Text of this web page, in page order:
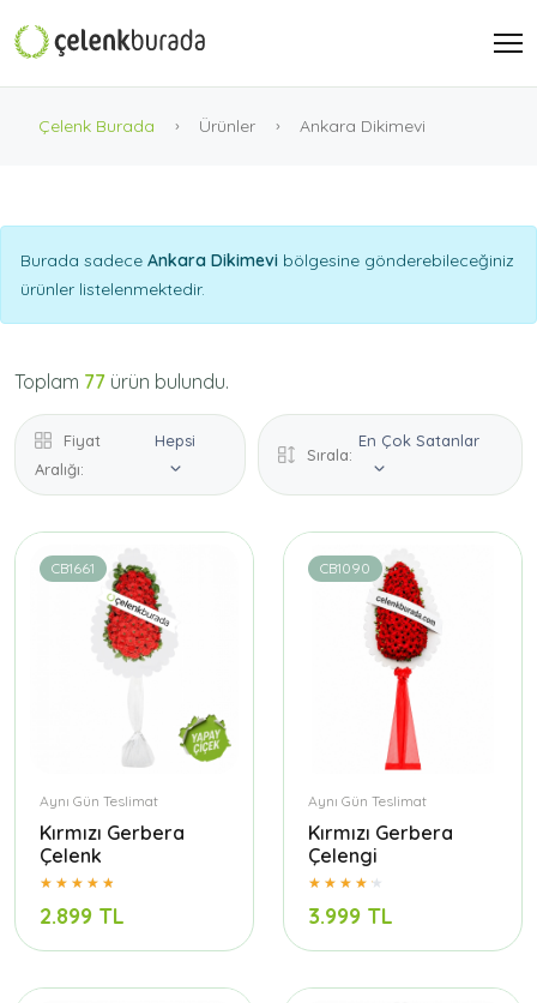
Çelenk Burada Ürünler Ankara Dikimevi
Burada sadece Ankara Dikimevi bölgesine gönderebileceğiniz
ürünler listelenmektedir.
Toplam 77 ürün bulundu.
Fiyat
Aralığı:
Hepsi
Sırala:
En Çok Satanlar
CB1661
Aynı Gün Teslimat
Kırmızı Gerbera
Çelenk
2.899 TL
CB1090
Aynı Gün Teslimat
Kırmızı Gerbera
Çelengi
3.999 TL